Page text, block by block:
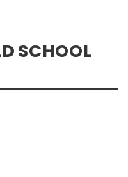
SCHOOL